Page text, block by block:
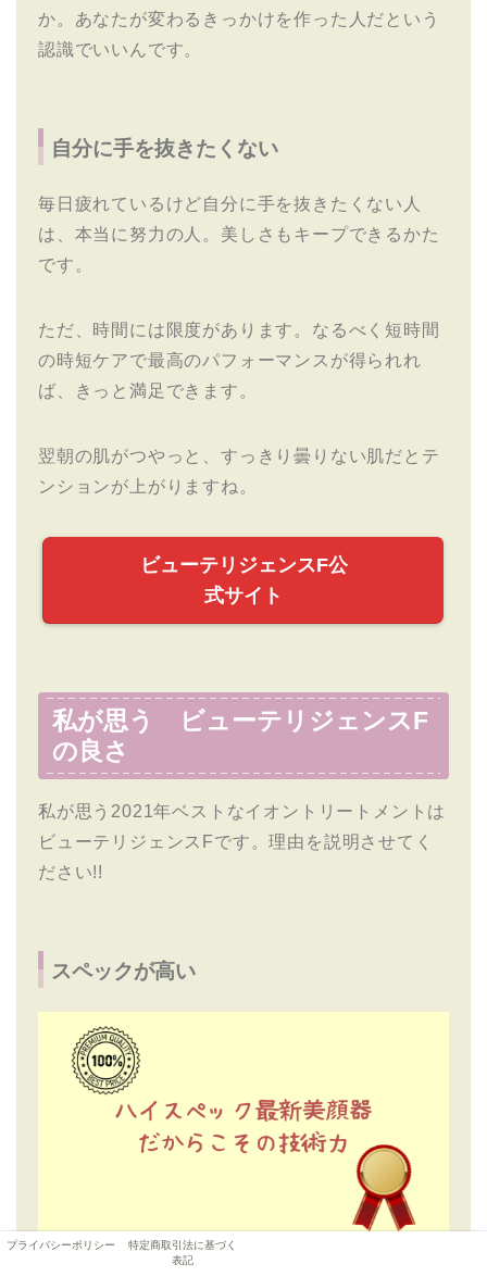
か。あなたが変わるきっかけを作った人だという
認識でいいんです。
自分に手を抜きたくない
毎日疲れているけど自分に手を抜きたくない人
は、本当に努力の人。美しさもキープできるかた
です。
ただ、時間には限度があります。なるべく短時間
の時短ケアで最高のパフォーマンスが得られれ
ば、きっと満足できます。
翌朝の肌がつやっと、すっきり曇りない肌だとテ
ンションが上がりますね。
ビューテリジェンスF公
式サイト
私が思う ビューテリジェンスF
の良さ
私が思う2021年ベストなイオントリートメントは
ビューテリジェンスFです。理由を説明させてく
ださい!!
スペックが高い
プライバシーポリシー
特定商取引法に基づく
表記